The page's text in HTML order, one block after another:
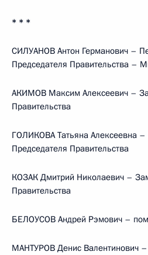
* * *
СИЛУАНОВ Антон Германович –
Председателя Правительства –
АКИМОВ Максим Алексеевич –
Правительства
ГОЛИКОВА Татьяна Алексеевна –
Председателя Правительства
КОЗАК Дмитрий Николаевич –
Правительства
БЕЛОУСОВ Андрей Рэмович –
МАНТУРОВ Денис Валентинович